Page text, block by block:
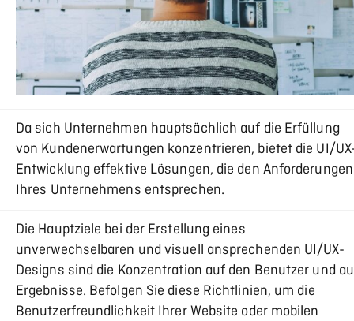
Da sich Unternehmen hauptsächlich auf die Erfüllung
von Kundenerwartungen konzentrieren, bietet die UI/
Entwicklung effektive Lösungen, die den Anforderungen
Ihres Unternehmens entsprechen.
Die Hauptziele bei der Erstellung eines
unverwechselbaren und visuell ansprechenden UI/UX-
Designs sind die Konzentration auf den Benutzer und
Ergebnisse. Befolgen Sie diese Richtlinien, um die
Benutzerfreundlichkeit Ihrer Website oder mobilen